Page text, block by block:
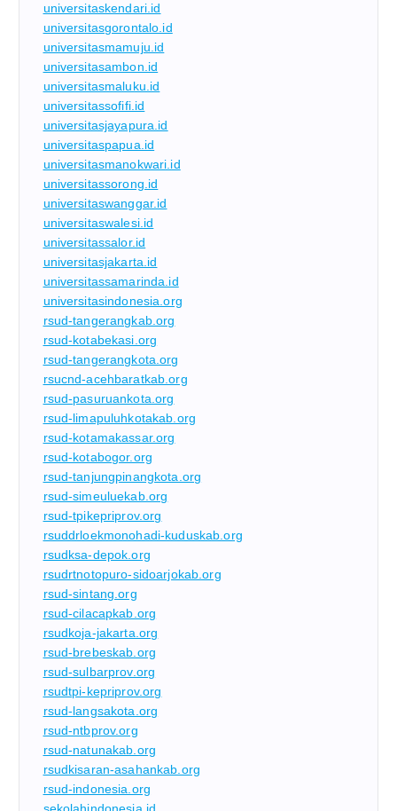
universitaskendari.id
universitasgorontalo.id
universitasmamuju.id
universitasambon.id
universitasmaluku.id
universitassofifi.id
universitasjayapura.id
universitaspapua.id
universitasmanokwari.id
universitassorong.id
universitaswanggar.id
universitaswalesi.id
universitassalor.id
universitasjakarta.id
universitassamarinda.id
universitasindonesia.org
rsud-tangerangkab.org
rsud-kotabekasi.org
rsud-tangerangkota.org
rsucnd-acehbaratkab.org
rsud-pasuruankota.org
rsud-limapuluhkotakab.org
rsud-kotamakassar.org
rsud-kotabogor.org
rsud-tanjungpinangkota.org
rsud-simeuluekab.org
rsud-tpikepriprov.org
rsuddrloekmonohadi-kuduskab.org
rsudksa-depok.org
rsudrtnotopuro-sidoarjokab.org
rsud-sintang.org
rsud-cilacapkab.org
rsudkoja-jakarta.org
rsud-brebeskab.org
rsud-sulbarprov.org
rsudtpi-kepriprov.org
rsud-langsakota.org
rsud-ntbprov.org
rsud-natunakab.org
rsudkisaran-asahankab.org
rsud-indonesia.org